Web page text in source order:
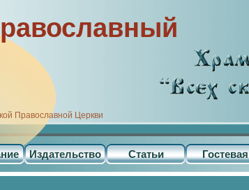
Православной Церкви
Издательство Статьи Гостевая